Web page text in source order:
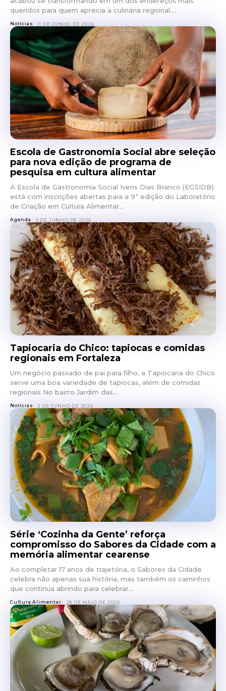
queridos para quem aprecia a culinária regional....
Notícias 11 DE JUNHO DE 2026
Escola de Gastronomia Social abre seleção
para nova edição de programa de
pesquisa em cultura alimentar
A Escola de Gastronomia Social Ivens Dias Branco (EGSIDB)
está com inscrições abertas para a 9ª edição do Laboratório
de Criação em Cultura Alimentar...
Agenda 9 DE JUNHO DE 2026
Tapiocaria do Chico: tapiocas e comidas
regionais em Fortaleza
Um negócio passado de pai para filho, a Tapiocaria do Chico
serve uma boa variedade de tapiocas, além de comidas
regionais No bairro Jardim das...
Notícias 3 DE JUNHO DE 2026
Série ‘Cozinha da Gente’ reforça
compromisso do Sabores da Cidade com a
memória alimentar cearense
Ao completar 17 anos de trajetória, o Sabores da Cidade
celebra não apenas sua história, mas também os caminhos
que continua abrindo para celebrar...
Cultura Alimentar 28 DE MAIO DE 2026